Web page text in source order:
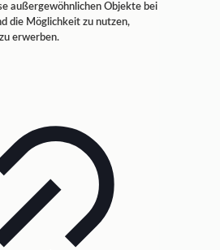
außergewöhnlichen Objekte bei
die Möglichkeit zu nutzen,
erwerben.